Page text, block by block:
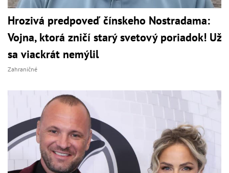
Hrozivá predpoveď čínskeho Nostradama:
Vojna, ktorá zničí starý svetový poriadok! Už
sa viackrát nemýlil
Zahraničné